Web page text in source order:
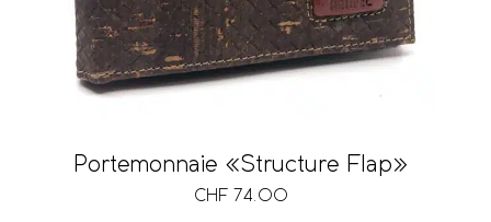
Portemonnaie «Structure Flap»
CHF 74.00